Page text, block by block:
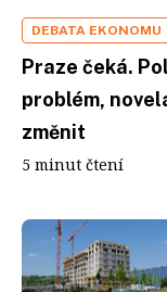
DEBATA EKONOMU
Praze čeká.
problém,
změnit
5 minut čtení